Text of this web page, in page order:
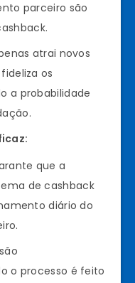
parceiro são
atrai novos
os
a probabilidade
que a
de cashback
diário do
o processo é feito